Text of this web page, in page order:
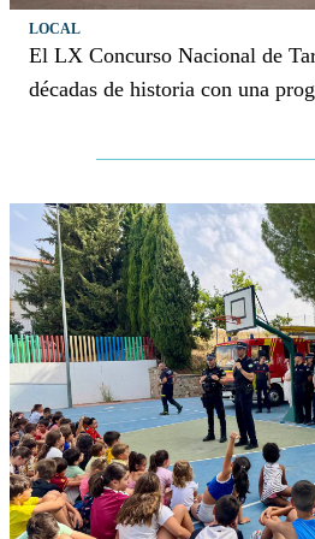
LOCAL
El LX Concurso Nacional de
décadas de historia con una